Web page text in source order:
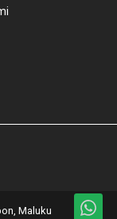
Maluku